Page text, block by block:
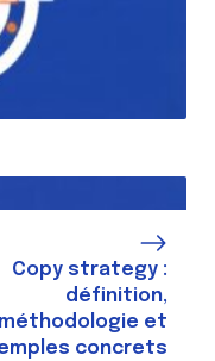
Copy strategy :
définition,
méthodologie et
concrets